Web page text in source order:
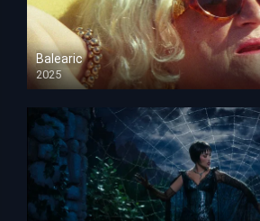
Balearic
2025
HD 1080p